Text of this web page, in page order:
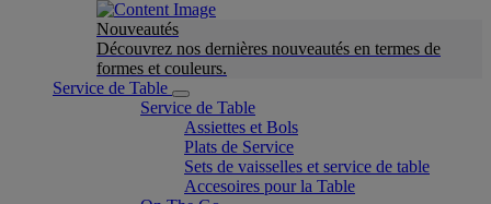
Nouveautés
Découvrez nos dernières nouveautés en termes de
formes et couleurs.
Service de Table
Service de Table
Assiettes et Bols
Plats de Service
Sets de vaisselles et service de table
Accesoires pour la Table